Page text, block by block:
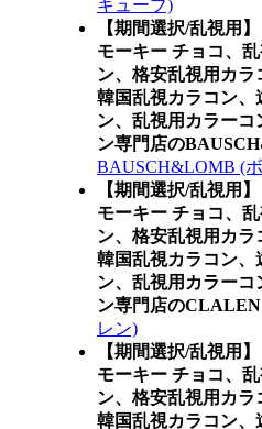
キューブ)
【期間選択/乱視用
モーキー チョコ、
ン、格安乱視用カラ
韓国乱視カラコン、
ン、乱視用カラー
ン専門店の
BAUSCH&LOMB (
【期間選択/乱視用
モーキー チョコ、
ン、格安乱視用カラ
韓国乱視カラコン、
ン、乱視用カラー
ン専門店の
レン)
【期間選択/乱視用
モーキー チョコ、
ン、格安乱視用カラ
韓国乱視カラコン、